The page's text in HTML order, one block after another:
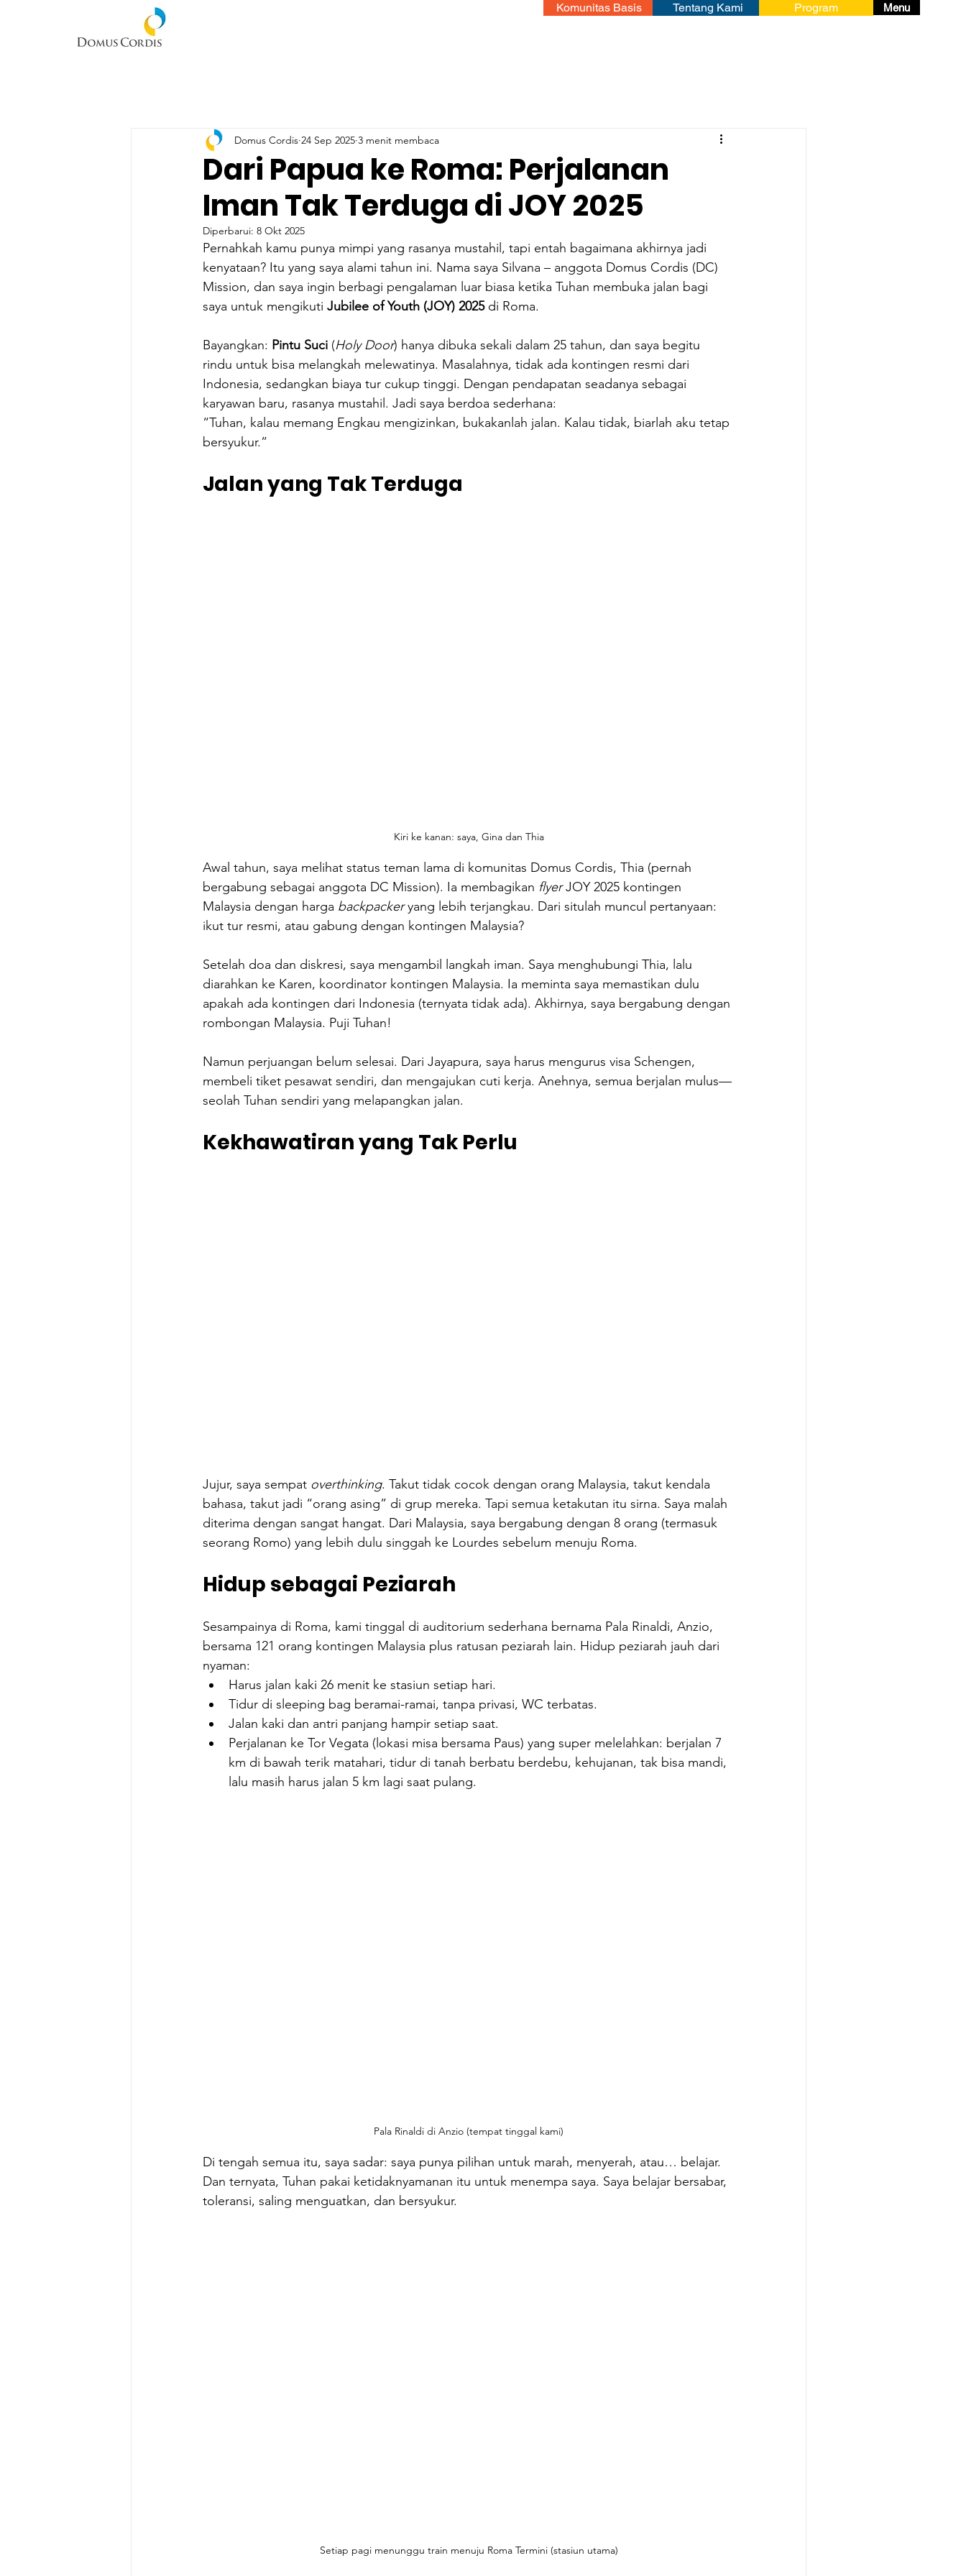
Komunitas Basis Tentang Kami Menu
Program
Dari Papua ke Roma: Perjalanan
Iman Tak Terduga di JOY 2025
Domus Cordis 24 Sep 2025 3 menit membaca
Diperbarui: 8 Okt 2025
Pernahkah kamu punya mimpi yang rasanya mustahil, tapi entah bagaimana akhirnya jadi
kenyataan? Itu yang saya alami tahun ini. Nama saya Silvana – anggota Domus Cordis (DC)
Mission, dan saya ingin berbagi pengalaman luar biasa ketika Tuhan membuka jalan bagi
saya untuk mengikuti Jubilee of Youth (JOY) 2025 di Roma.
Bayangkan: Pintu Suci (Holy Door) hanya dibuka sekali dalam 25 tahun, dan saya begitu
rindu untuk bisa melangkah melewatinya. Masalahnya, tidak ada kontingen resmi dari
Indonesia, sedangkan biaya tur cukup tinggi. Dengan pendapatan seadanya sebagai
karyawan baru, rasanya mustahil. Jadi saya berdoa sederhana:
“Tuhan, kalau memang Engkau mengizinkan, bukakanlah jalan. Kalau tidak, biarlah aku tetap
bersyukur.”
Jalan yang Tak Terduga
Kiri ke kanan: saya, Gina dan Thia
Awal tahun, saya melihat status teman lama di komunitas Domus Cordis, Thia (pernah
bergabung sebagai anggota DC Mission). Ia membagikan flyer JOY 2025 kontingen
Malaysia dengan harga backpacker yang lebih terjangkau. Dari situlah muncul pertanyaan:
ikut tur resmi, atau gabung dengan kontingen Malaysia?
Setelah doa dan diskresi, saya mengambil langkah iman. Saya menghubungi Thia, lalu
diarahkan ke Karen, koordinator kontingen Malaysia. Ia meminta saya memastikan dulu
apakah ada kontingen dari Indonesia (ternyata tidak ada). Akhirnya, saya bergabung dengan
rombongan Malaysia. Puji Tuhan!
Namun perjuangan belum selesai. Dari Jayapura, saya harus mengurus visa Schengen,
membeli tiket pesawat sendiri, dan mengajukan cuti kerja. Anehnya, semua berjalan mulus—
seolah Tuhan sendiri yang melapangkan jalan.
Kekhawatiran yang Tak Perlu
Jujur, saya sempat overthinking. Takut tidak cocok dengan orang Malaysia, takut kendala
bahasa, takut jadi “orang asing” di grup mereka. Tapi semua ketakutan itu sirna. Saya malah
diterima dengan sangat hangat. Dari Malaysia, saya bergabung dengan 8 orang (termasuk
seorang Romo) yang lebih dulu singgah ke Lourdes sebelum menuju Roma.
Hidup sebagai Peziarah
Sesampainya di Roma, kami tinggal di auditorium sederhana bernama Pala Rinaldi, Anzio,
bersama 121 orang kontingen Malaysia plus ratusan peziarah lain. Hidup peziarah jauh dari
nyaman:
Harus jalan kaki 26 menit ke stasiun setiap hari.
Tidur di sleeping bag beramai-ramai, tanpa privasi, WC terbatas.
Jalan kaki dan antri panjang hampir setiap saat.
Perjalanan ke Tor Vegata (lokasi misa bersama Paus) yang super melelahkan: berjalan 7
km di bawah terik matahari, tidur di tanah berbatu berdebu, kehujanan, tak bisa mandi,
lalu masih harus jalan 5 km lagi saat pulang.
Pala Rinaldi di Anzio (tempat tinggal kami)
Di tengah semua itu, saya sadar: saya punya pilihan untuk marah, menyerah, atau… belajar.
Dan ternyata, Tuhan pakai ketidaknyamanan itu untuk menempa saya. Saya belajar bersabar,
toleransi, saling menguatkan, dan bersyukur.
Setiap pagi menunggu train menuju Roma Termini (stasiun utama)